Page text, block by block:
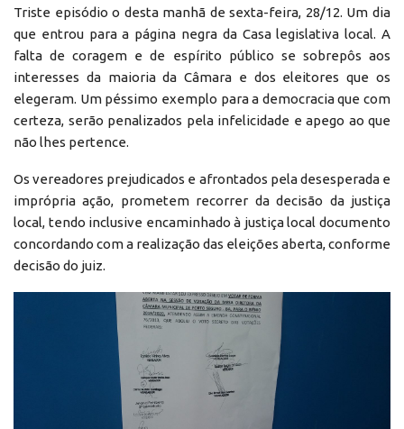
Triste episódio o desta manhã de sexta-feira, 28/12. Um dia
que entrou para a página negra da Casa legislativa local. A
falta de coragem e de espírito público se sobrepôs aos
interesses da maioria da Câmara e dos eleitores que os
elegeram. Um péssimo exemplo para a democracia que com
certeza, serão penalizados pela infelicidade e apego ao que
não lhes pertence.
Os vereadores prejudicados e afrontados pela desesperada e
imprópria ação, prometem recorrer da decisão da justiça
local, tendo inclusive encaminhado à justiça local documento
concordando com a realização das eleições aberta, conforme
decisão do juiz.